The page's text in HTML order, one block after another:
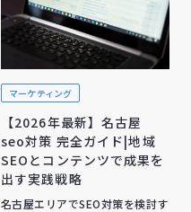
マーケティング
【2026年最新】名古屋
seo対策 完全ガイド|地域
SEOとコンテンツで成果を
出す実践戦略
名古屋エリアでSEO対策を検討す